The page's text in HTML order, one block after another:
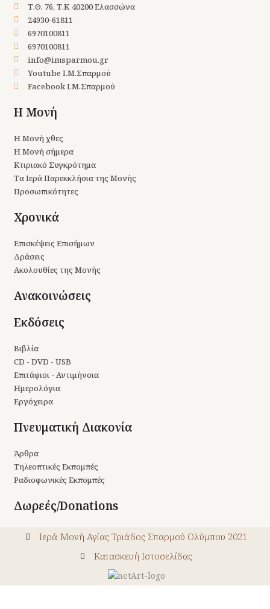
Τ.Θ. 76, Τ.Κ 40200 Ελασσώνα
24930-61811
6970100811
6970100811
info@imsparmou.gr
Youtube Ι.Μ.Σπαρμού
Facebook Ι.Μ.Σπαρμού
Η Μονή
Η Μονή χθες
Η Μονή σήμερα
Κτιριακό Συγκρότημα
Τα Ιερά Παρεκκλήσια της Μονής
Προσωπικότητες
Χρονικά
Επισκέψεις Επισήμων
Δράσεις
Ακολουθίες της Μονής
Ανακοινώσεις
Εκδόσεις
Βιβλία
CD - DVD - USB
Επιτάφιοι - Αντιμήνσια
Ημερολόγια
Εργόχειρα
Πνευματική Διακονία
Άρθρα
Τηλεοπτικές Εκπομπές
Ραδιοφωνικές Εκπομπές
Δωρεές/Donations
Ιερά Μονή Αγίας Τριάδος Σπαρμού Ολύμπου 2021
Kατασκευή Ιστοσελίδας